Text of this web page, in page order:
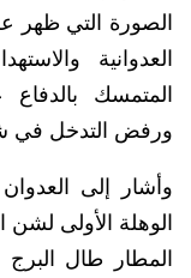
الصورة التي ظهر
العدوانية
المتمسك
ورفض التدخل في
وأشار إلى
الوهلة الأولى
المطار طال